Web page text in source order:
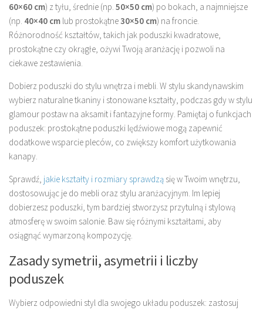
60×60 cm) z tyłu, średnie (np. 50×50 cm) po bokach, a najmniejsze
(np. 40×40 cm lub prostokątne30×50 cm) na froncie.
Różnorodność kształtów, takich jak poduszki kwadratowe,
prostokątne czy okrągłe, ożywi Twoją aranżację i pozwoli na
ciekawe zestawienia.
Dobierz poduszki do stylu wnętrza i mebli. W stylu skandynawskim
wybierz naturalne tkaniny i stonowane kształty, podczas gdy w stylu
glamour postaw na aksamit i fantazyjne formy. Pamiętaj o funkcjach
poduszek: prostokątne poduszki lędźwiowe mogą zapewnić
dodatkowe wsparcie pleców, co zwiększy komfort użytkowania
kanapy.
Sprawdź, jakie kształty i rozmiary sprawdzą się w Twoim wnętrzu,
dostosowując je do mebli oraz stylu aranżacyjnym. Im lepiej
dobierzesz poduszki, tym bardziej stworzysz przytulną i stylową
atmosferę w swoim salonie. Baw się różnymi kształtami, aby
osiągnąć wymarzoną kompozycję.
Zasady symetrii, asymetrii i liczby
poduszek
Wybierz odpowiedni styl dla swojego układu poduszek: zastosuj